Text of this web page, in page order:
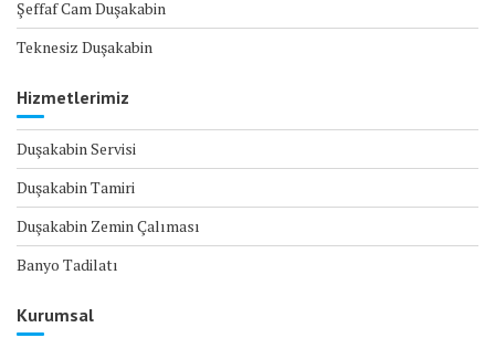
Şeffaf Cam Duşakabin
Teknesiz Duşakabin
Hizmetlerimiz
Duşakabin Servisi
Duşakabin Tamiri
Duşakabin Zemin Çalıması
Banyo Tadilatı
Kurumsal